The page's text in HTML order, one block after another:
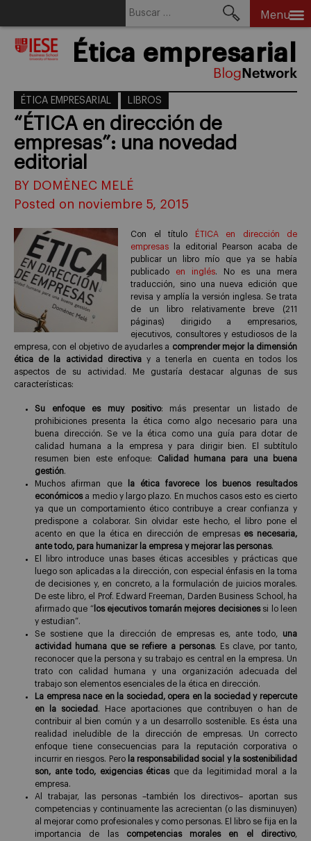
Menu
Ética empresarial
ÉTICA EMPRESARIAL LIBROS
“ÉTICA en dirección de
empresas”: una novedad
editorial
BY DOMÈNEC MELÉ
Posted on noviembre 5, 2015
Con el título
ÉTICA en dirección de
empresas la editorial Pearson acaba de
publicar un libro mío que ya se había
publicado en inglés. No es una mera
traducción, sino una nueva edición que
revisa y amplía la versión inglesa. Se trata
de un libro relativamente breve (211
páginas) dirigido a empresarios,
ejecutivos, consultores y estudiosos de la
empresa, con el objetivo de ayudarles a comprender mejor la dimensión
ética de la actividad directivay a tenerla en cuenta en todos los
aspectos de su actividad. Me gustaría destacar algunas de sus
características:
Su enfoque es muy positivo: más presentar un listado de
prohibiciones presenta la ética como algo necesario para una
buena dirección. Se ve la ética como una guía para dotar de
calidad humana a la empresa y para dirigir bien. El subtítulo
resumen bien este enfoque:
Calidad humana para una buena
gestión.
Muchos afirman que
la ética favorece los buenos resultados
económicosa medio y largo plazo. En muchos casos esto es cierto
ya que un comportamiento ético contribuye a crear confianza y
predispone a colaborar. Sin olvidar este hecho, el libro pone el
acento en que la ética en dirección de empresas es necesaria,
ante todo, para humanizar la empresa y mejorar las personas.
El libro introduce unas bases éticas accesibles y prácticas que
luego son aplicadas a la dirección, con especial énfasis en la toma
de decisiones y, en concreto, a la formulación de juicios morales.
De este libro, el Prof. Edward Freeman, Darden Business School, ha
afirmado que “los ejecutivos tomarán mejores decisionessi lo leen
y estudian”.
Se sostiene que la dirección de empresas es, ante todo, una
actividad humana que se refiere a personas. Es clave, por tanto,
reconocer que la persona y su trabajo es central en la empresa. Un
trato con calidad humana y una organización adecuada del
trabajo son elementos esenciales de la ética en dirección.
La empresa nace en la sociedad, opera en la sociedad y repercute
en la sociedad . Hace aportaciones que contribuyen o han de
contribuir al bien común y a un desarrollo sostenible. Es ésta una
realidad ineludible de la dirección de empresas. Un correcto
enfoque tiene consecuencias para la reputación corporativa o
incurrir en riesgos. Pero la responsabilidad social y la sostenibilidad
son, ante todo, exigencias éticas que da legitimidad moral a la
empresa.
Al trabajar, las personas –también los directivos– aportan sus
competencias y continuamente las acrecientan (o las disminuyen)
al mejorar como profesionales y como personas. El libro se fija en la
importancia de las competencias morales en el directivo,